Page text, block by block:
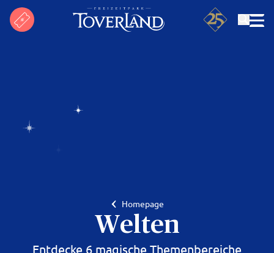
Homepage
Welten
Entdecke 6 magische Themenbereiche